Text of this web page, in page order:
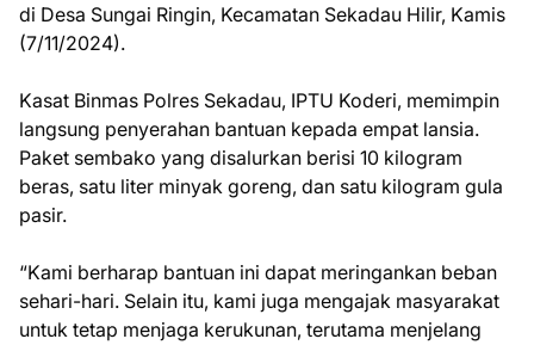
di Desa Sungai Ringin, Kecamatan Sekadau Hilir, Kamis
(7/11/2024).
Kasat Binmas Polres Sekadau, IPTU Koderi, memimpin
langsung penyerahan bantuan kepada empat lansia.
Paket sembako yang disalurkan berisi 10 kilogram
beras, satu liter minyak goreng, dan satu kilogram gula
pasir.
“Kami berharap bantuan ini dapat meringankan beban
sehari-hari. Selain itu, kami juga mengajak masyarakat
untuk tetap menjaga kerukunan, terutama menjelang